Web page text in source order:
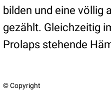
bilden und eine völlig
gezählt. Gleichzeitig
Prolaps stehende
© Copyright